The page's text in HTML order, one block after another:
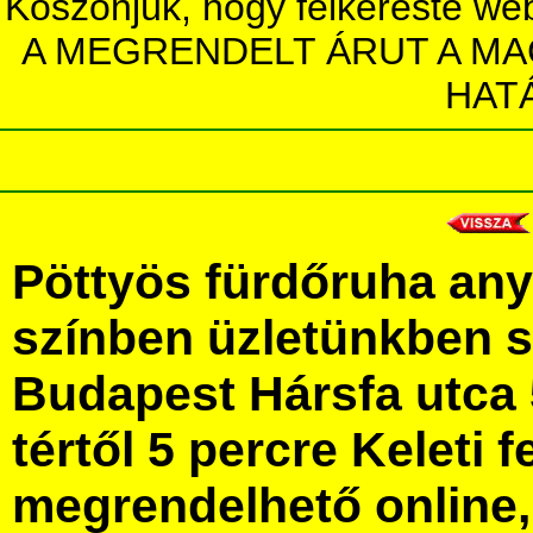
A MEGRENDELT ÁRUT A
Pöttyös fürdőruha
színben üzletünkben
Budapest Hársfa utca
tértől 5 percre Keleti
megrendelhető